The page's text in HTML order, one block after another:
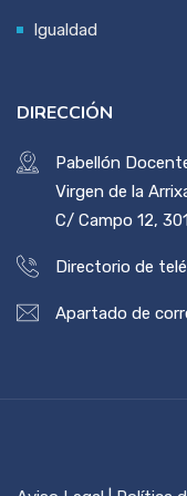
Igualdad
DIRECCIÓN
Pabellón
Virgen de la
C/ Campo 12,
Directorio de
Apartado de